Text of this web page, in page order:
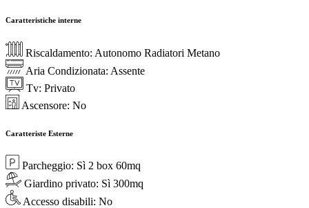
Caratteristiche interne
Riscaldamento: Autonomo Radiatori Metano
Aria Condizionata: Assente
Tv:Privato
Ascensore:No
Caratteriste Esterne
Parcheggio: Sì 2 box 60mq
Giardino privato: Sì 300mq
Accesso disabili:No